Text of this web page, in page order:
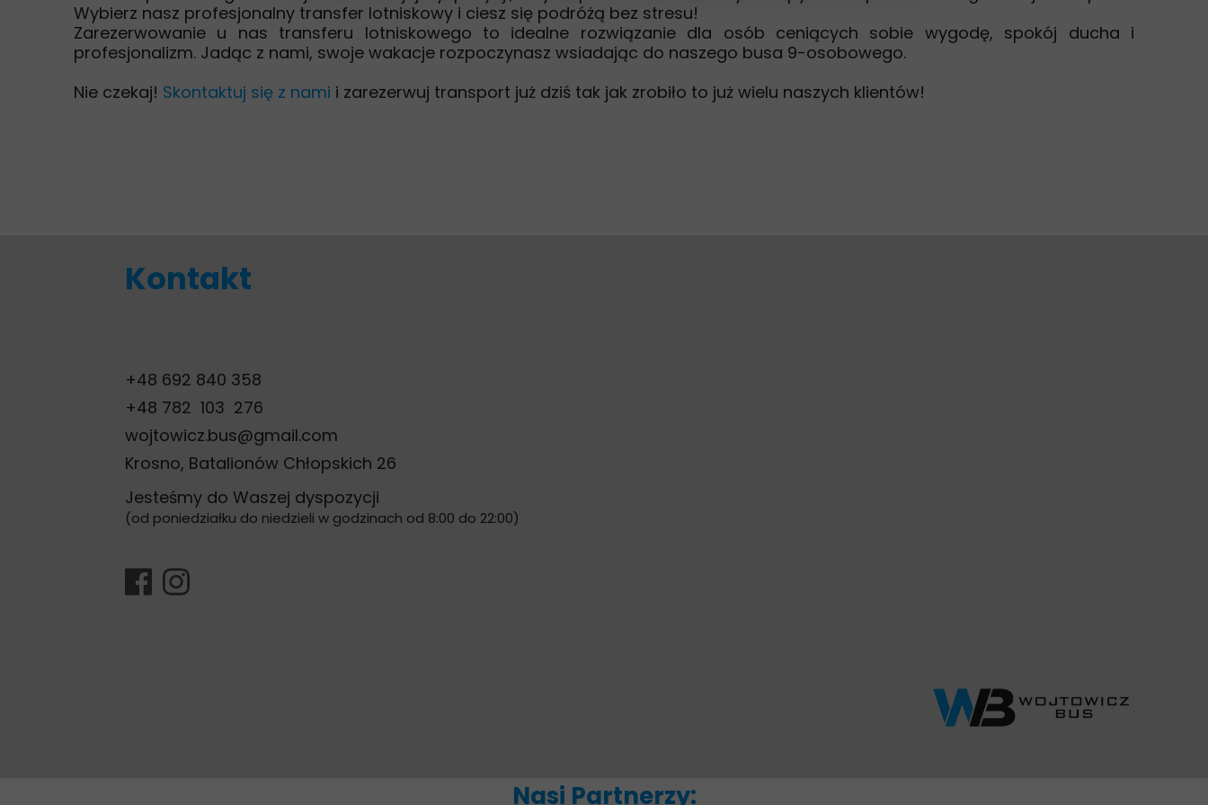
Wybierz nasz profesjonalny transfer lotniskowy i ciesz się podróżą bez stresu!
Zarezerwowanie u nas transferu lotniskowego to idealne rozwiązanie dla osób ceniących sobie wygodę, spokój ducha i
profesjonalizm. Jadąc z nami, swoje wakacje rozpoczynasz wsiadając do naszego busa 9-osobowego.
Nie czekaj! Skontaktuj się z nami i zarezerwuj transport już dziś tak jak zrobiło to już wielu naszych klientów!
Kontakt
Krosno, Batalionów Chłopskich 26
wojtowicz.bus@gmail.com
+48 782 103 276
+48 692 840 358
Jesteśmy do Waszej dyspozycji
(od poniedziałku do niedzieli w godzinach od 8:00 do 22:00)
Nasi Partnerzy: